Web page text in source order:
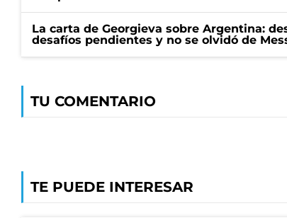
La carta de Georgieva sobre Argentina:
desafíos pendientes y no se olvidó de
TU COMENTARIO
TE PUEDE INTERESAR